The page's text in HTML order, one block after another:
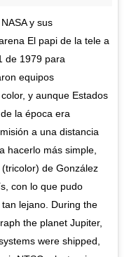
y sus
El papi de la tele a
de 1979 para
equipos
y aunque Estados
la época era
a una distancia
hacerlo más simple,
de González
con lo que pudo
lejano. During the
the planet Jupiter,
were shipped,